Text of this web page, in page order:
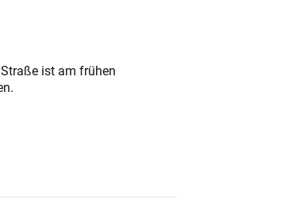
ist am frühen